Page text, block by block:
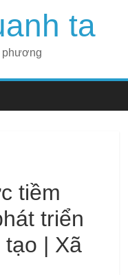
ta
phương
tiềm
triển
| Xã